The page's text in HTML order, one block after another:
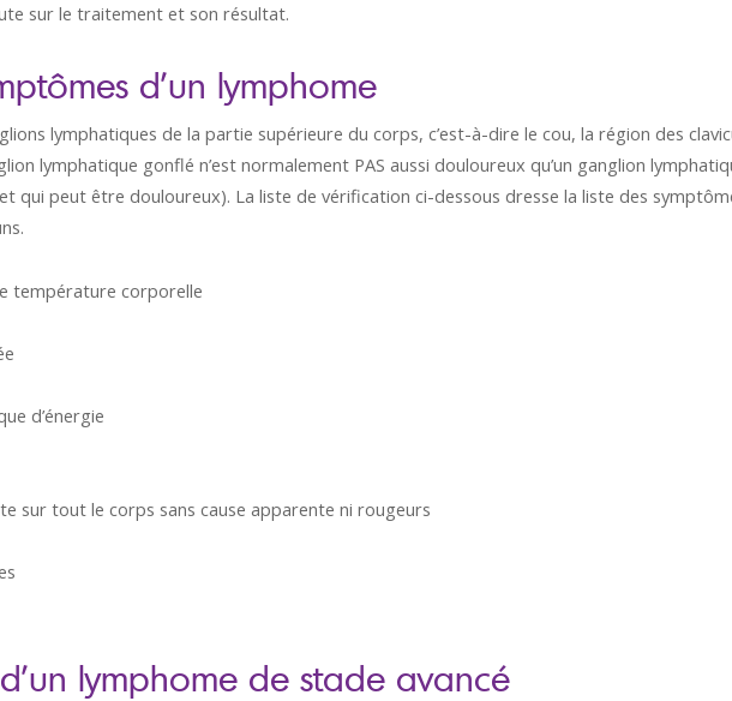
sur le traitement et son résultat.
d’un lymphome
lymphatiques de la partie supérieure du corps, c’est-à-dire le cou, la région des
lymphatique gonflé n’est normalement PAS aussi douloureux qu’un ganglion
qui peut être douloureux). La liste de vérification ci-dessous dresse la liste des
température corporelle
d’énergie
sur tout le corps sans cause apparente ni rougeurs
lymphome de stade avancé